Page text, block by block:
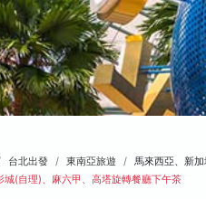
台北出發 東南亞旅遊
馬來西亞、新
城(自理)、麻六甲、高塔旋轉餐廳下午茶